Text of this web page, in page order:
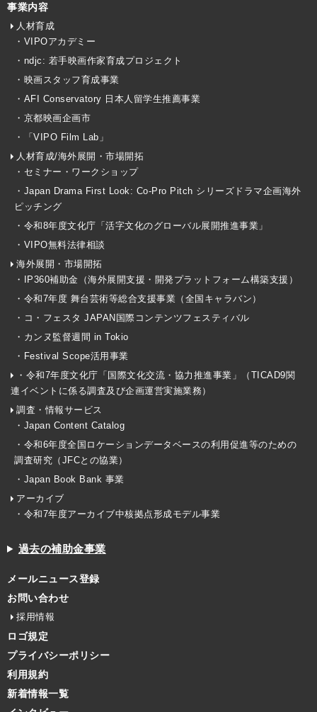
事業内容
人材育成
・VIPOアカデミー
・ndjc: 若手映画作家育成プロジェクト
・映画スタッフ育成事業
・AFI Conservatory 日本人留学生推薦事業
・京都映画企画市
・「VIPO Film Lab」
人材育成/海外展開・市場開拓
・セミナー・ワークショップ
・Japan Drama First Look: Co-Pro Pitch シリーズドラマ企画海外
ピッチング
・令和8年度文化庁「活字文化のグローバル展開推進事業」
・VIPO無料法律相談
海外展開・市場開拓
・IP360補助金（海外展開支援・開発プラットフォーム構築支援）
・令和7年度 舞台芸術等総合支援事業（全国キャラバン）
・コ・フェスタ JAPAN国際コンテンツフェスティバル
・カンヌ監督週間 in Tokio
・Festival Scope活用事業
・令和7年度文化庁「国際文化交流・協力推進事業」（TICAD9関
連イベントに係る調査及び企画運営実施業務）
調査・情報サービス
・Japan Content Catalog
・令和6年度全国ロケーションデータベースの利用促進等のための
調査研究（JFCとの協業）
・Japan Book Bank 事業
アーカイブ
・令和7年度アーカイブ中核拠点形成モデル事業
過去の補助金事業
メールニュース登録
お問い合わせ
採用情報
ロゴ規定
プライバシーポリシー
利用規約
新着情報一覧